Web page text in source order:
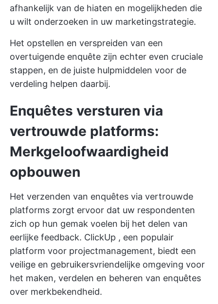
afhankelijk van de hiaten en mogelijkheden die
u wilt onderzoeken in uw marketingstrategie.
Het opstellen en verspreiden van een
overtuigende enquête zijn echter even cruciale
stappen, en de juiste hulpmiddelen voor de
verdeling helpen daarbij.
Enquêtes versturen via
vertrouwde platforms:
Merkgeloofwaardigheid
opbouwen
Het verzenden van enquêtes via vertrouwde
platforms zorgt ervoor dat uw respondenten
zich op hun gemak voelen bij het delen van
eerlijke feedback. ClickUp , een populair
platform voor projectmanagement, biedt een
veilige en gebruikersvriendelijke omgeving voor
het maken, verdelen en beheren van enquêtes
over merkbekendheid.